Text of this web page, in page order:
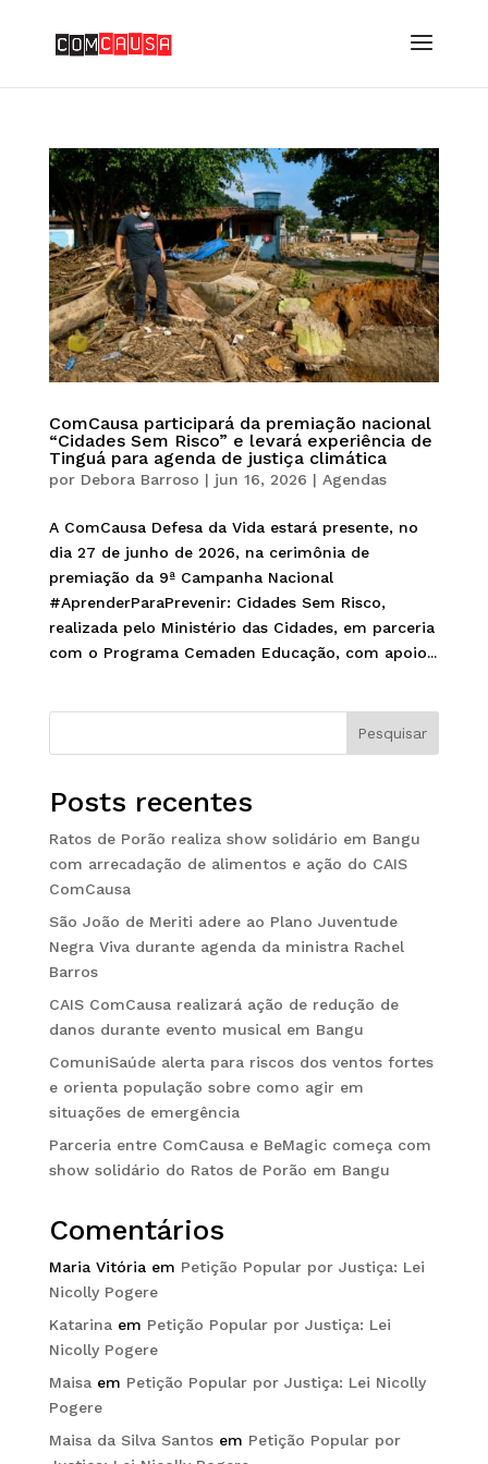
ComCausa participará da premiação nacional
“Cidades Sem Risco” e levará experiência de
Tinguá para agenda de justiça climática
por Debora Barroso | jun 16, 2026 | Agendas
A ComCausa Defesa da Vida estará presente, no
dia 27 de junho de 2026, na cerimônia de
premiação da 9ª Campanha Nacional
#AprenderParaPrevenir: Cidades Sem Risco,
realizada pelo Ministério das Cidades, em parceria
com o Programa Cemaden Educação, com apoio...
Pesquisar
Posts recentes
Ratos de Porão realiza show solidário em Bangu
com arrecadação de alimentos e ação do CAIS
ComCausa
São João de Meriti adere ao Plano Juventude
Negra Viva durante agenda da ministra Rachel
Barros
CAIS ComCausa realizará ação de redução de
danos durante evento musical em Bangu
ComuniSaúde alerta para riscos dos ventos fortes
e orienta população sobre como agir em
situações de emergência
Parceria entre ComCausa e BeMagic começa com
show solidário do Ratos de Porão em Bangu
Comentários
Maria Vitóriaem Petição Popular por Justiça: Lei
Nicolly Pogere
Katarinaem Petição Popular por Justiça: Lei
Nicolly Pogere
Maisaem Petição Popular por Justiça: Lei Nicolly
Pogere
Maisa da Silva Santosem Petição Popular por